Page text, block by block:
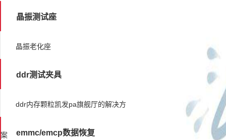
晶振测试座
晶振老化座
ddr测试夹具
ddr内存颗粒凯发pa旗舰厅的解决方
案 emmc/emcp数据恢复